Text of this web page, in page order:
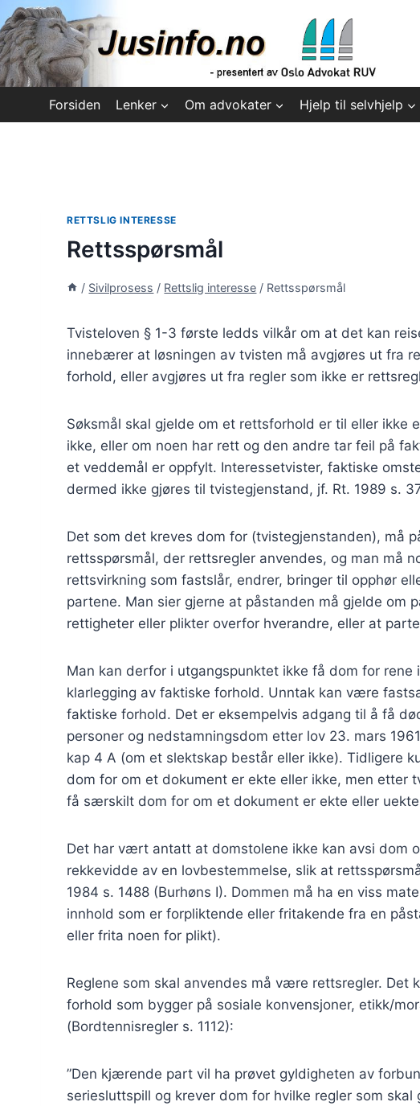
Skip
to
content
Forsiden Lenker Om advokater Hjelp til selvhjelp
RETTSLIG INTERESSE
Rettsspørsmål
/ Sivilprosess / Rettslig interesse / Rettsspørsmål
Tvisteloven § 1-3 første ledds vilkår om at det kan
innebærer at løsningen av tvisten må avgjøres ut fra
forhold, eller avgjøres ut fra regler som ikke er
Søksmål skal gjelde om et rettsforhold er til eller ikke
ikke, eller om noen har rett og den andre tar feil på
et veddemål er oppfylt. Interessetvister, faktiske
dermed ikke gjøres til tvistegjenstand, jf. Rt. 1989 s.
Det som det kreves dom for (tvistegjenstanden), må
rettsspørsmål, der rettsregler anvendes, og man må
rettsvirkning som fastslår, endrer, bringer til opphør
partene. Man sier gjerne at påstanden må gjelde om
rettigheter eller plikter overfor hverandre, eller at
Man kan derfor i utgangspunktet ikke få dom for rene
klarlegging av faktiske forhold. Unntak kan være
faktiske forhold. Det er eksempelvis adgang til å få
personer og nedstamningsdom etter lov 23. mars
kap 4 A (om et slektskap består eller ikke). Tidligere
dom for om et dokument er ekte eller ikke, men etter
få særskilt dom for om et dokument er ekte eller
Det har vært antatt at domstolene ikke kan avsi dom
rekkevidde av en lovbestemmelse, slik at
1984 s. 1488 (Burhøns I). Dommen må ha en viss
innhold som er forpliktende eller fritakende fra en
eller frita noen for plikt).
Reglene som skal anvendes må være rettsregler. Det
forhold som bygger på sosiale konvensjoner, etikk/
(Bordtennisregler s. 1112):
”Den kjærende part vil ha prøvet gyldigheten av
seriesluttspill og krever dom for hvilke regler som